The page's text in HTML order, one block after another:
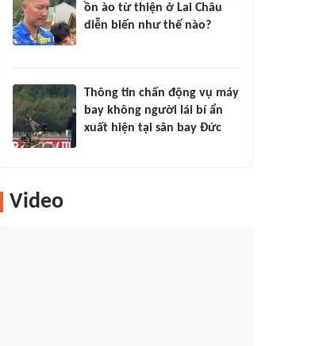
ồn ào từ thiện ở Lai Châu
diễn biến như thế nào?
Thông tin chấn động vụ máy
bay không người lái bí ẩn
xuất hiện tại sân bay Đức
Video